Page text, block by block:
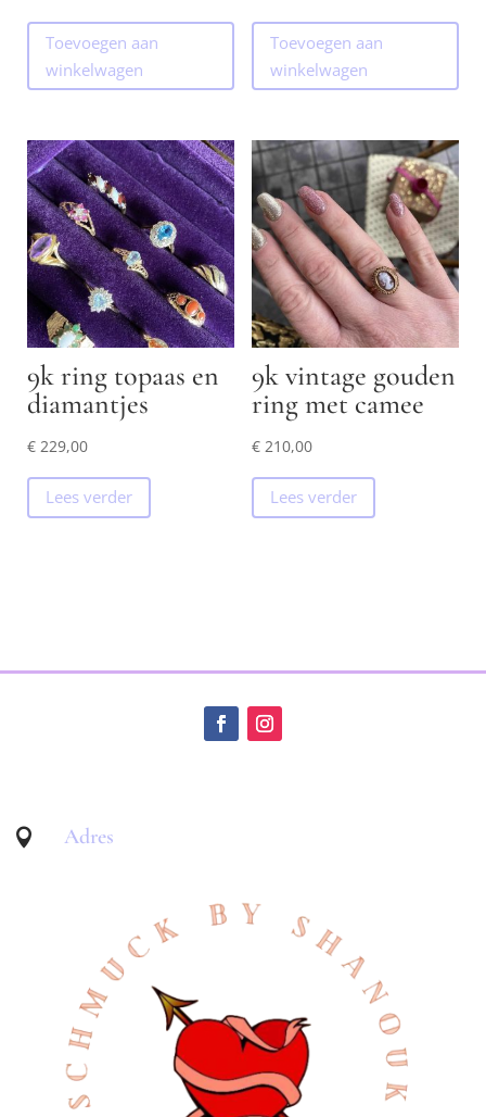
Toevoegen aan
winkelwagen
Toevoegen aan
winkelwagen
9k ring topaas en
diamantjes
€ 229,00
Lees verder
9k vintage gouden
ring met camee
€210,00
Lees verder
 Adres